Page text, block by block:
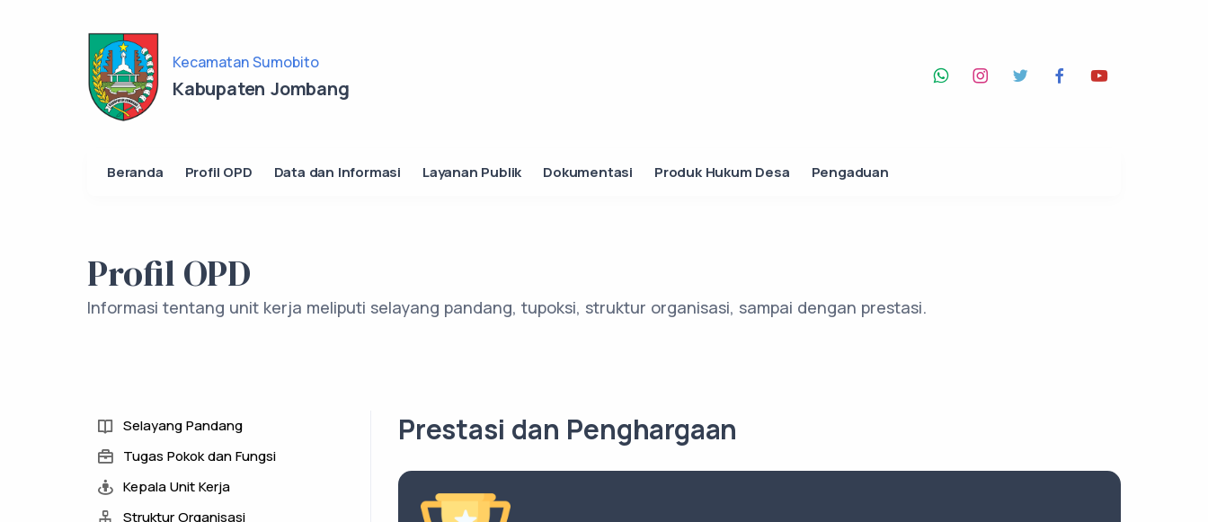
Kecamatan Sumobito
Kabupaten Jombang
Beranda Profil OPD Data dan Informasi Layanan Publik Dokumentasi Produk Hukum Desa Pengaduan
Profil OPD
Informasi tentang unit kerja meliputi selayang pandang, tupoksi, struktur organisasi, sampai dengan prestasi.
Selayang Pandang
Tugas Pokok dan Fungsi
Kepala Unit Kerja
Struktur Organisasi
Prestasi dan Penghargaan